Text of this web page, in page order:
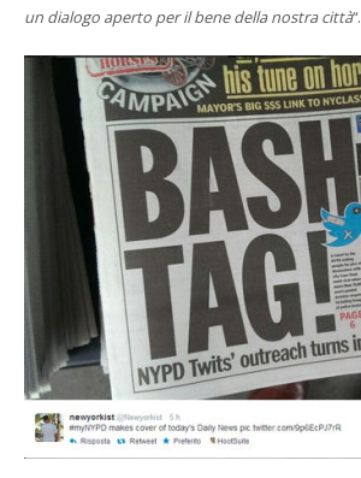
un dialogo aperto per il bene della nostra città“.